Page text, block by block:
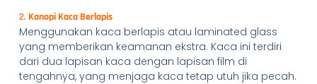
2. Kanopi Kaca Berlapis
Menggunakan kaca berlapis atau laminated glass
yang memberikan keamanan ekstra. Kaca ini terdiri
dari dua lapisan kaca dengan lapisan film di
tengahnya, yang menjaga kaca tetap utuh jika pecah.